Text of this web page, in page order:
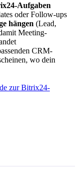
Aufgaben
oder Follow-ups
hängen (Lead,
Meeting-
CRM-
wo dein
zur Bitrix24-